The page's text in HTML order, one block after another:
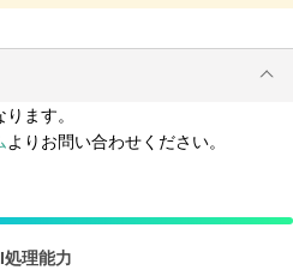
ます。
よりお問い合わせください。
理能力